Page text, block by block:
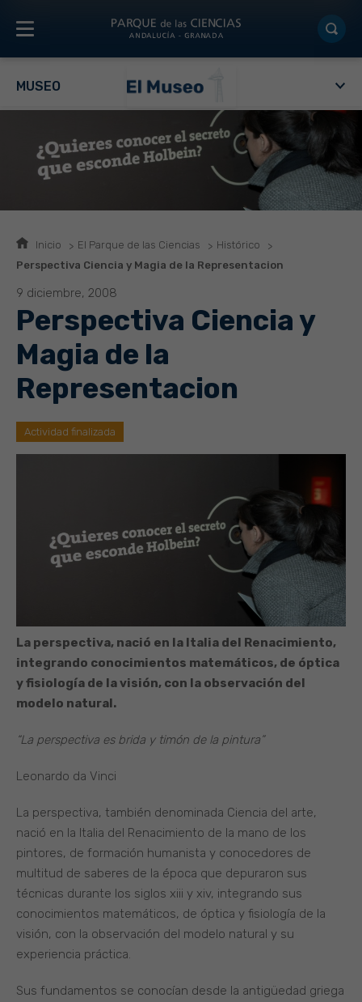
MUSEO
Inicio El Parque de las Ciencias
Histórico
Perspectiva Ciencia y Magia de la Representacion
9 diciembre, 2008
Perspectiva Ciencia y
Magia de la
Representacion
Actividad finalizada
La perspectiva, nació en la Italia del Renacimiento,
integrando conocimientos matemáticos, de óptica
y fisiología de la visión, con la observación del
modelo natural.
“La perspectiva es brida y timón de la pintura”
Leonardo da Vinci
La perspectiva, también denominada Ciencia del arte,
nació en la Italia del Renacimiento de la mano de los
pintores, de formación humanista y conocedores de
multitud de saberes de la época que depuraron sus
técnicas durante los siglos xiii y xiv, integrando sus
conocimientos matemáticos, de óptica y fisiología de la
visión, con la observación del modelo natural y su
experiencia práctica.
Sus fundamentos se conocían desde la antigüedad griega